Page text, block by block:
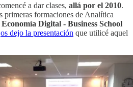
a dar clases, allá por el 2010.
primeras formaciones de Analítica
Digital - Business School
os dejo la presentación que utilicé aquel